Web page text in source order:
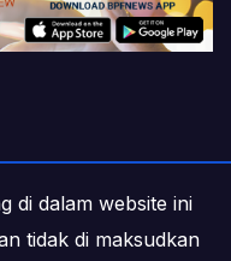
di dalam website ini
tidak di maksudkan